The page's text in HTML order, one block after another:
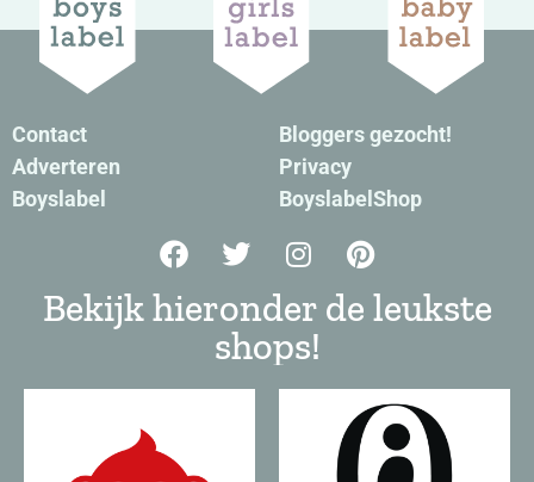
Contact
Adverteren
Boyslabel
Bloggers gezocht!
Privacy
BoyslabelShop
Bekijk hieronder de leukste
shops!